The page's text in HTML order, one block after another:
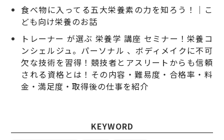
食べ物に入ってる五大栄養素の力を知ろう！｜こ
ども向け栄養のお話
トレーナー が選ぶ 栄養学 講座 セミナー！栄養コ
ンシェルジュ。パーソナル 、ボディメイクに不可
欠な技術を習得！競技者とアスリートからも信頼
される資格とは！その内容・難易度・合格率・料
金・満足度・取得後の仕事を紹介
KEYWORD